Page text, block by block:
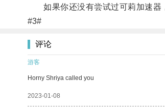
如果你还没有尝试过可莉加速器
#3#
评论
游客
Horny Shriya called you
2023-01-08